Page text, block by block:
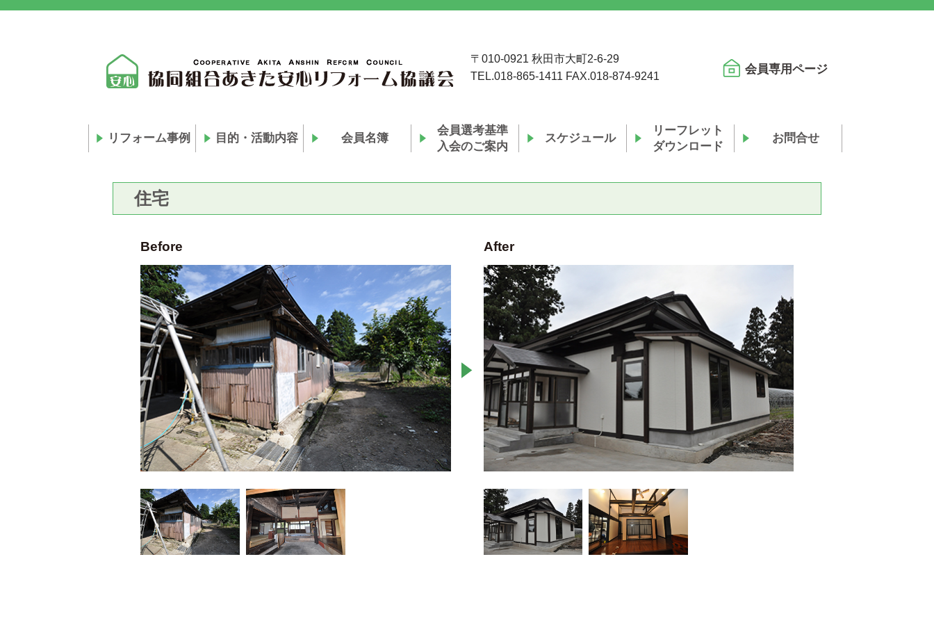
〒010-0921 秋田市大町2-6-29
TEL.018-865-1411 FAX.018-874-9241
会員専用ページ
リフォーム事例 目的・活動内容 会員名簿
会員選考基準
入会のご案内
スケジュール
リーフレット
ダウンロード
お問合せ
住宅
Before After